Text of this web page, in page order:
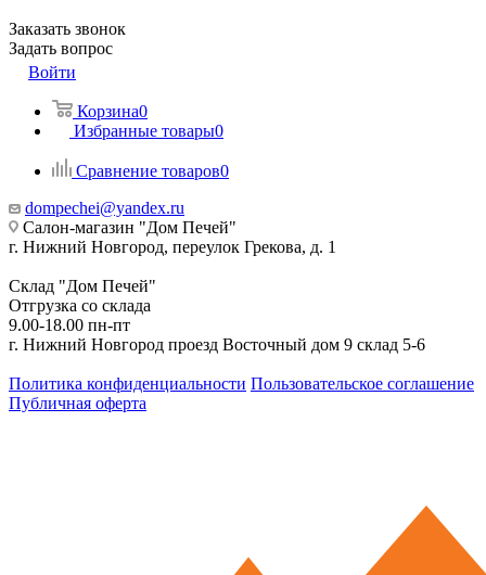
Заказать звонок
Задать вопрос
Войти
Корзина0
Избранные товары0
Сравнение товаров0
dompechei@yandex.ru
Салон-магазин "Дом Печей"
г. Нижний Новгород, переулок Грекова, д. 1
Склад "Дом Печей"
Отгрузка со склада
9.00-18.00 пн-пт
г. Нижний Новгород проезд Восточный дом 9 склад 5-6
Политика конфиденциальности Пользовательское соглашение
Публичная оферта